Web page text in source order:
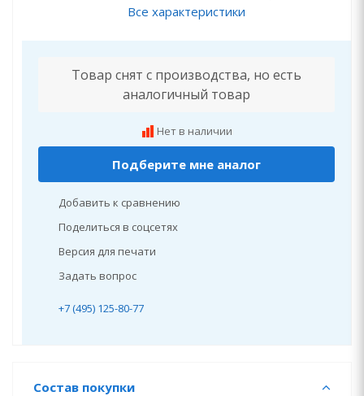
Все характеристики
Товар снят с производства, но есть
аналогичный товар
Нет в наличии
Подберите мне аналог
Добавить к сравнению
Поделиться в соцсетях
Версия для печати
Задать вопрос
+7 (495) 125-80-77
Состав покупки